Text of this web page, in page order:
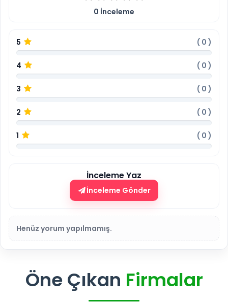
0 İnceleme
5 ( 0 )
4 ( 0 )
3 ( 0 )
2 ( 0 )
1 ( 0 )
İnceleme Yaz
İnceleme Gönder
Henüz yorum yapılmamış.
Öne Çıkan Firmalar